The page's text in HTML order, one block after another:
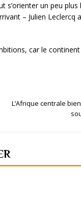
s’orienter un peu
– Julien Leclercq
car le
L’Afrique centrale